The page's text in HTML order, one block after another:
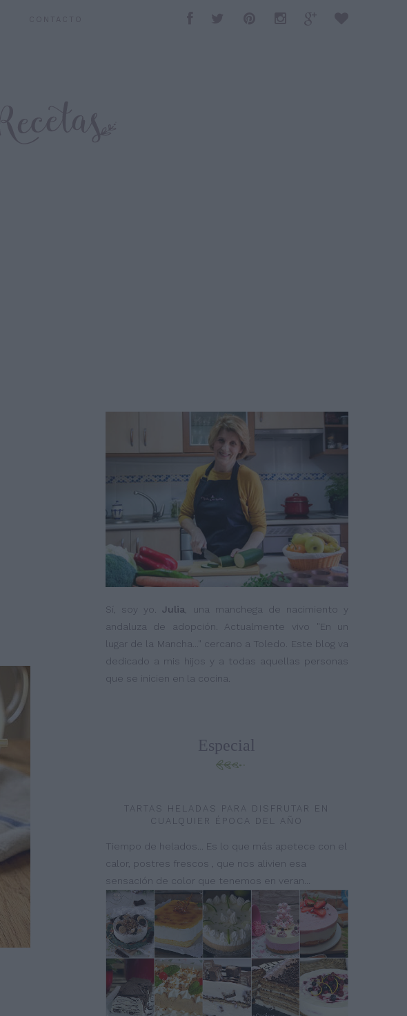
Sí, soy yo.Julia , una manchega de nacimiento y
andaluza de adopción. Actualmente vivo "En un
lugar de la Mancha..." cercano a Toledo. Este blog va
dedicado a mis hijos y a todas aquellas personas
que se inicien en la cocina.
Especial
TARTAS HELADAS PARA DISFRUTAR EN
CUALQUIER ÉPOCA DEL AÑO
Tiempo de helados... Es lo que más apetece con el
calor, postres frescos , que nos alivien esa
sensación de color que tenemos en veran...